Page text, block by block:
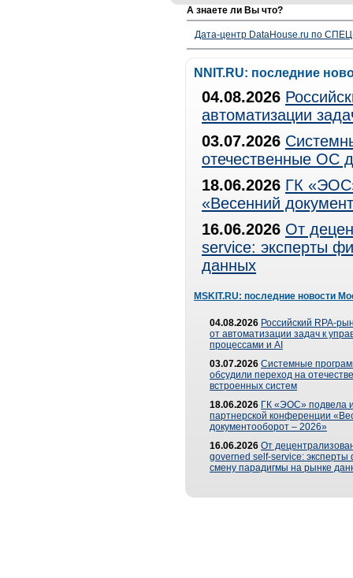
А знаете ли Вы что?
Дата-центр DataHouse.ru по
NNIT.RU: последние
04.08.2026
автоматизации
03.07.2026
отечественные ОС
18.06.2026 ГК
«Весенний
16.06.2026 От
service: эксперты
данных
MSKIT.RU: последние новости
04.08.2026 Российский RPA-
от автоматизации задач к
процессами и AI
03.07.2026 Системные
обсудили переход на
встроенных систем
18.06.2026 ГК «ЭОС» подвела
партнерской конференции
документооборот – 2026»
16.06.2026 От
governed self-service: эксперты
смену парадигмы на рынке